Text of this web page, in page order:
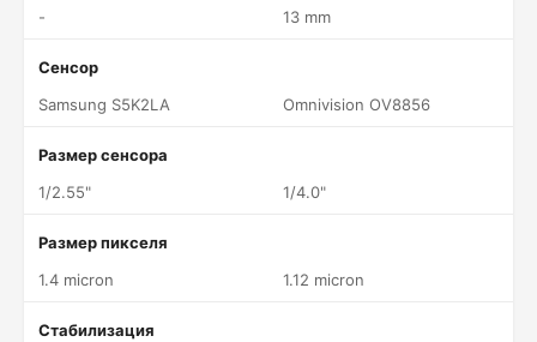
-
13 mm
Сенсор
Samsung S5K2LA
Omnivision OV8856
Размер сенсора
1/2.55"
1/4.0"
Размер пикселя
1.4 micron
1.12 micron
Стабилизация